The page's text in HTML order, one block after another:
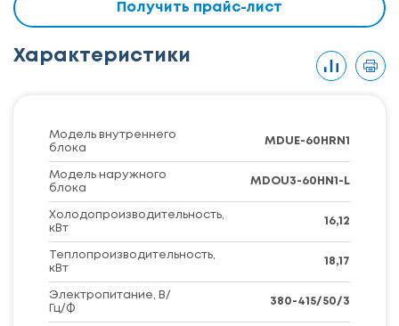
Получить прайс-лист
Характеристики
Модель внутреннего
блока
MDUE-60HRN1
Модель наружного
блока
MDOU3-60HN1-L
Холодопроизводительность,
кВт
16,12
Теплопроизводительность,
кВт
18,17
Электропитание, В/
Гц/Ф
380-415/50/3